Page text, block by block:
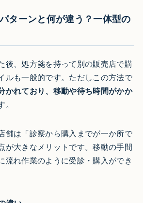
ターンと何が違う？一体型の
後、処方箋を持って別の販売店で購
ルも一般的です。ただしこの方法で
かれており、移動や待ち時間がかか
。
舗は「診察から購入までが一か所で
が大きなメリットです。移動の手間
流れ作業のように受診・購入ができ